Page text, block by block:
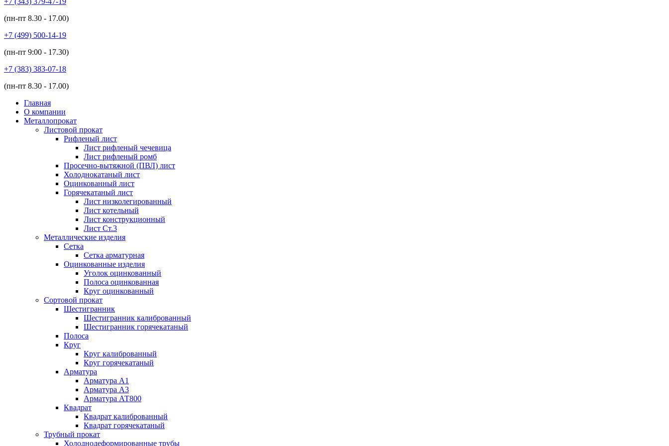
(пн-пт 8.30 - 17.00)
+7 (499) 500-14-19
(пн-пт 9:00 - 17.30)
+7 (383) 383-07-18
(пн-пт 8.30 - 17.00)
Главная
О компании
Металлопрокат
Листовой прокат
Рифленый лист
Лист рифленый чечевица
Лист рифленый ромб
Просечно-вытяжной (ПВЛ) лист
Холоднокатаный лист
Оцинкованный лист
Горячекатаный лист
Лист низколегированный
Лист котельный
Лист конструкционный
Лист Ст.3
Металлические изделия
Сетка
Сетка арматурная
Оцинкованные изделия
Уголок оцинкованный
Полоса оцинкованная
Круг оцинкованный
Сортовой прокат
Шестигранник
Шестигранник калиброванный
Шестигранник горячекатаный
Полоса
Круг
Круг калиброванный
Круг горячекатаный
Арматура
Арматура А1
Арматура А3
Арматура АТ800
Квадрат
Квадрат калиброванный
Квадрат горячекатаный
Трубный прокат
Холоднодеформированные трубы